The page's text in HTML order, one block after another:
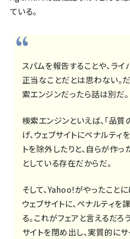
ている。
スパムを報告することや、ラ
正当なことだとは思わない。
索エンジンだったら話は別だ。
検索エンジンといえば、「品質
げ、ウェブサイトにペナルティ
トを除外したりと、自らが作
としている存在だからだ。
そして、Yahoo!がやったこと
ウェブサイトに、ペナルティを
る。これがフェアと言えるだろ
サイトを閉め出し、実質的に